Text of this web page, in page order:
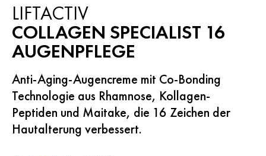
LIFTACTIV
COLLAGEN SPECIALIST 16
AUGENPFLEGE
Anti-Aging-Augencreme mit Co-Bonding
Technologie aus Rhamnose, Kollagen-
Peptiden und Maitake, die 16 Zeichen der
Hautalterung verbessert.